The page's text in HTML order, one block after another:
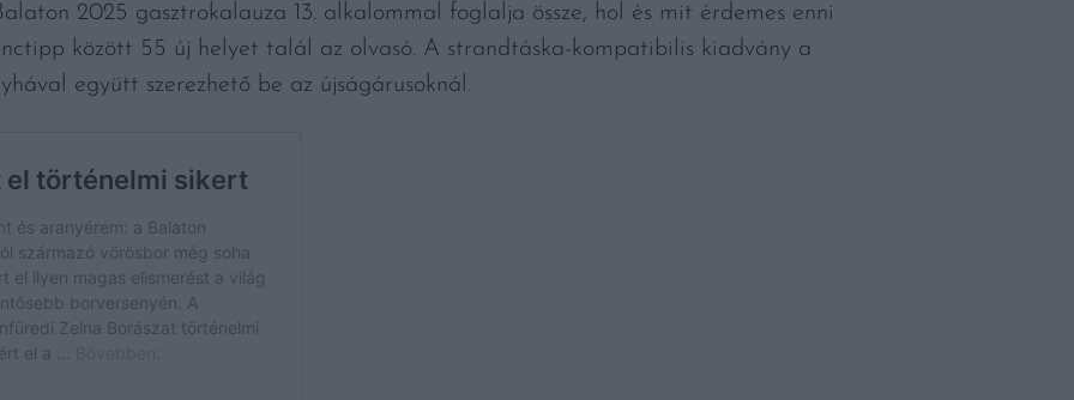
2025 gasztrokalauza 13. alkalommal foglalja össze, hol és mit érdemes enni
között 55 új helyet talál az olvasó. A strandtáska-kompatibilis kiadvány a
együtt szerezhető be az újságárusoknál.